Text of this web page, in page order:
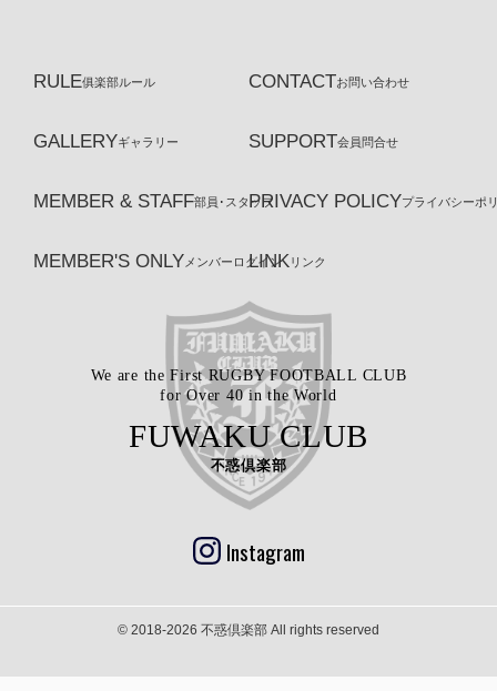
RULE俱楽部ルール
GALLERYギャラリー
MEMBER & STAFF部員･スタッフ
MEMBER'S ONLY メンバーログイン
CONTACTお問い合わせ
SUPPORT会員問合せ
PRIVACY POLICYプライバシーポ
LINK リンク
We are the First RUGBY FOOTBALL CLUB
for Over 40 in the World
FUWAKU CLUB
不惑倶楽部
Instagram
© 2018-2026 不惑倶楽部 All rights reserved